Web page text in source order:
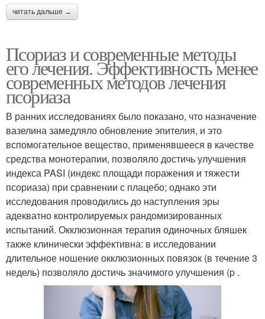
читать дальше →
Псориаз и современные методы
его лечения. Эффективность менее
современных методов лечения
псориаза
В ранних исследованиях было показано, что назначение
вазелина замедляло обновление эпителия, и это
вспомогательное вещество, применявшееся в качестве
средства монотерапии, позволяло достичь улучшения
индекса PASI (индекс площади поражения и тяжести
псориаза) при сравнении с плацебо; однако эти
исследования проводились до наступления эры
адекватно контролируемых рандомизированных
испытаний. Окклюзионная терапия одиночных бляшек
также клинически эффективна: в исследовании
длительное ношение окклюзионных повязок (в течение 3
недель) позволяло достичь значимого улучшения (p .